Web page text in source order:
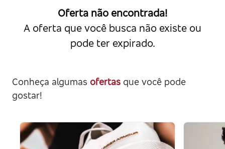
Oferta não encontrada!
A oferta que você busca não existe ou
pode ter expirado.
Conheça algumas ofertas que você pode
gostar!